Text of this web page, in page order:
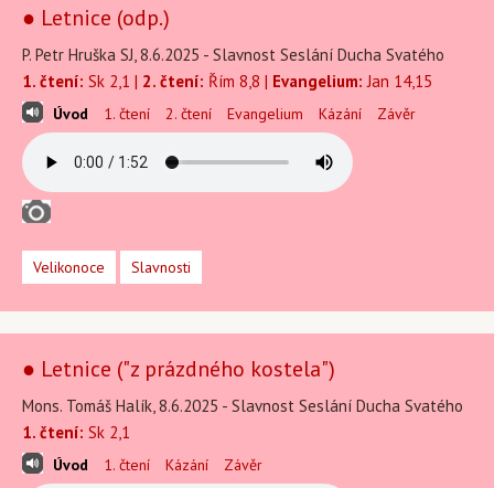
● Letnice (odp.)
P. Petr Hruška SJ, 8.6.2025 - Slavnost Seslání Ducha Svatého
1. čtení: Sk 2,1 | 2. čtení: Řím 8,8 | Evangelium: Jan 14,15
Úvod 1. čtení 2. čtení Evangelium Kázání Závěr
Velikonoce Slavnosti
● Letnice ("z prázdného kostela")
Mons. Tomáš Halík, 8.6.2025 - Slavnost Seslání Ducha Svatého
1. čtení: Sk 2,1
Úvod 1. čtení Kázání Závěr